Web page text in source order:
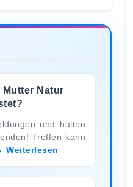
Mutter Natur
und halten
Treffen kann
Weiterlesen